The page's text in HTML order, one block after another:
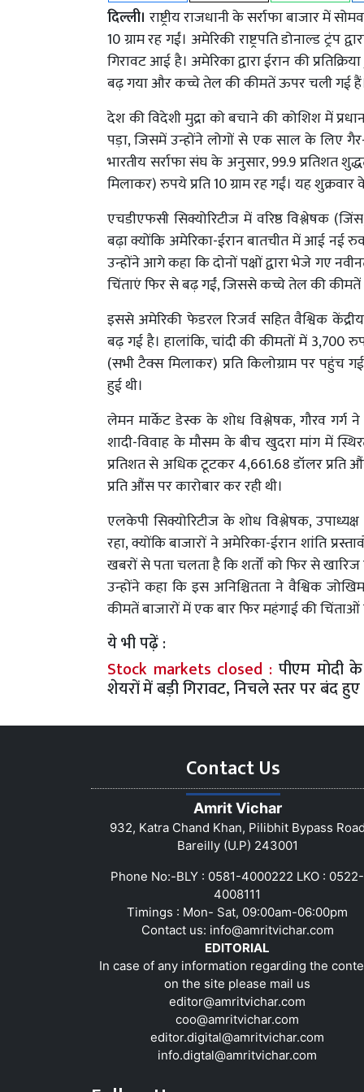
दिल्ली। राष्ट्रीय राजधानी के सर्राफा बाजार में
10 ग्राम रह गईं। अमेरिकी राष्ट्रपति डोनाल्ड ट्रंप
गिरावट आई है। अमेरिका द्वारा ईरान की
बढ़ गया और कच्चे तेल की कीमतें ऊपर चली गई
देश की विदेशी मुद्रा को बचाने की कोशिश में
पड़ा, जिसमें उन्होंने लोगों से एक साल के लिए
भारतीय सर्राफा संघ के अनुसार, 99.9 प्रतिशत
मिलाकर) रुपये प्रति 10 ग्राम रह गईं। यह
एचडीएफसी सिक्योरिटीज में वरिष्ठ विश्लेषक
बढ़ा क्योंकि अमेरिका-ईरान बातचीत में आई नई
उन्होंने आगे कहा कि दोनों पक्षों द्वारा भेजे गए
चिंताएं फिर से बढ़ गईं, जिससे कच्चे तेल की
इससे अमेरिकी फेडरल रिजर्व सहित वैश्विक
बढ़ गई है। हालांकि, चांदी की कीमतों में 3,700
(सभी टैक्स मिलाकर) प्रति किलोग्राम पर पहुंच
हुई थी।
लेमन मार्केट डेस्क के शोध विश्लेषक, गौरव गर्ग
शादी-विवाह के मौसम के बीच खुदरा मांग में
प्रतिशत से अधिक टूटकर 4,661.68 डॉलर प्रति
प्रति औंस पर कारोबार कर रही थी।
एलकेपी सिक्योरिटीज के शोध विश्लेषक,
रहा, क्योंकि बाजारों ने अमेरिका-ईरान शांति
खबरों से पता चलता है कि शर्तों को फिर से
उन्होंने कहा कि इस अनिश्चितता ने वैश्विक
कीमतें बाजारों में एक बार फिर महंगाई की चिंताओं
ये भी पढ़ें :
Stock markets closed : पीएम मोदी
शेयरों में बड़ी गिरावट, निचले स्तर पर बंद
Contact Us
Amrit Vichar
932, Katra Chand Khan, Pilibhit Bypass
Bareilly (U.P) 243001
Phone No:-BLY : 0581-4000222 LKO : 0522-
4008111
Timings : Mon- Sat, 09:00am-06:00pm
Contact us: info@amritvichar.com
EDITORIAL
In case of any information regarding the
on the site please mail us
editor@amritvichar.com
coo@amritvichar.com
editor.digital@amritvichar.com
info.digtal@amritvichar.com